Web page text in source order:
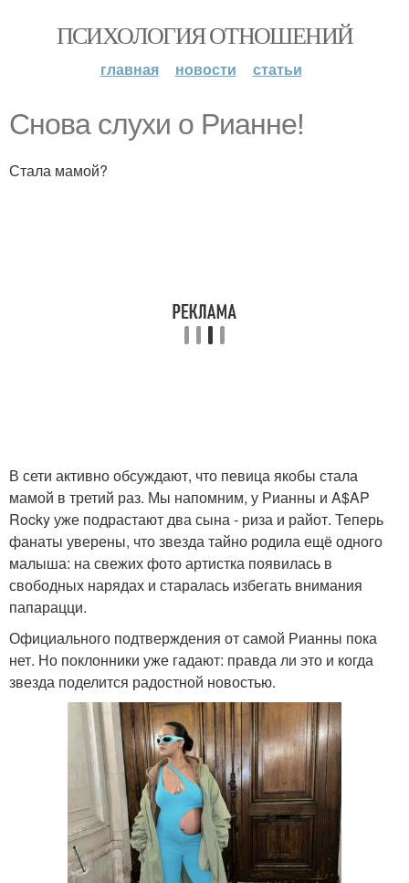
ПСИХОЛОГИЯ ОТНОШЕНИЙ
главная новости статьи
Снова слухи о Рианне!
Стала мамой?
В сети активно обсуждают, что певица якобы стала
мамой в третий раз. Мы напомним, у Рианны и A$AP
Rocky уже подрастают два сына - риза и райот. Теперь
фанаты уверены, что звезда тайно родила ещё одного
малыша: на свежих фото артистка появилась в
свободных нарядах и старалась избегать внимания
папарацци.
Официального подтверждения от самой Рианны пока
нет. Но поклонники уже гадают: правда ли это и когда
звезда поделится радостной новостью.